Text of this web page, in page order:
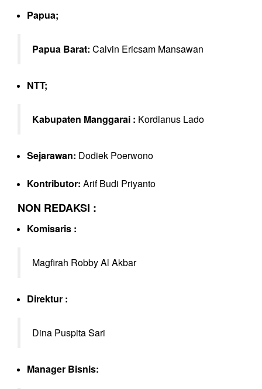
Papua;
Papua Barat: Calvin Ericsam Mansawan
NTT;
Kabupaten Manggarai : Kordianus Lado
Sejarawan: Dodiek Poerwono
Kontributor: Arif Budi Priyanto
NON REDAKSI :
Komisaris :
Magfirah Robby Al Akbar
Direktur :
Dina Puspita Sari
Manager Bisnis: